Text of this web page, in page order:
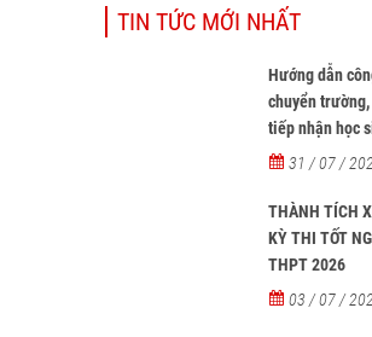
TIN TỨC MỚI NHẤT
Hướng dẫn
chuyển
tiếp nhận học
Nam về nước,
ngoài học tại
từ năm học
31 / 07 /
THÀNH TÍCH
KỲ THI TỐT
THPT 2026
03 / 07 /